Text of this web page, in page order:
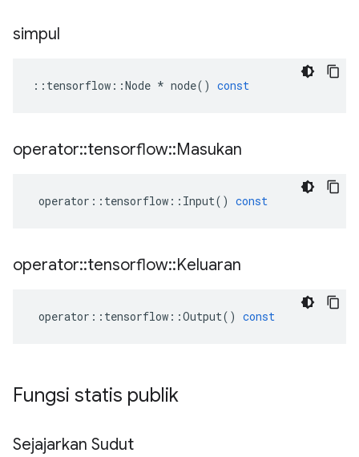
simpul
:: tensorflow ::Node * node() const
operator::tensorflow::Masukan
operator :: tensorflow :: Input() const
operator::tensorflow::Keluaran
operator :: tensorflow ::Output() const
Fungsi statis publik
Sejajarkan Sudut